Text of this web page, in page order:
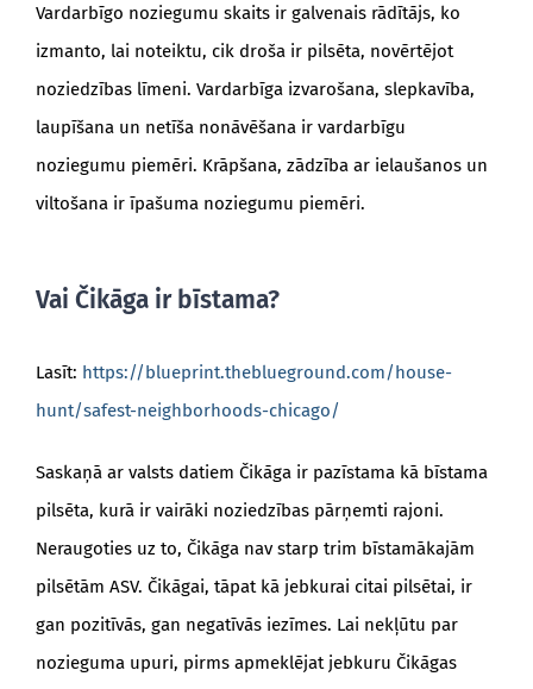
Vardarbīgo noziegumu skaits ir galvenais rādītājs, ko
izmanto, lai noteiktu, cik droša ir pilsēta, novērtējot
noziedzības līmeni. Vardarbīga izvarošana, slepkavība,
laupīšana un netīša nonāvēšana ir vardarbīgu
noziegumu piemēri. Krāpšana, zādzība ar ielaušanos un
viltošana ir īpašuma noziegumu piemēri.
Vai Čikāga ir bīstama?
Lasīt: https://blueprint.theblueground.com/house-
hunt/safest-neighborhoods-chicago/
Saskaņā ar valsts datiem Čikāga ir pazīstama kā bīstama
pilsēta, kurā ir vairāki noziedzības pārņemti rajoni.
Neraugoties uz to, Čikāga nav starp trim bīstamākajām
pilsētām ASV. Čikāgai, tāpat kā jebkurai citai pilsētai, ir
gan pozitīvās, gan negatīvās iezīmes. Lai nekļūtu par
nozieguma upuri, pirms apmeklējat jebkuru Čikāgas